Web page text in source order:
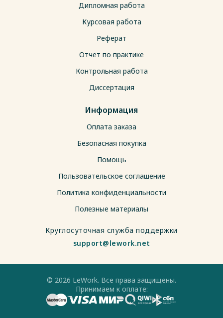
Дипломная работа
Курсовая работа
Реферат
Отчет по практике
Контрольная работа
Диссертация
Информация
Оплата заказа
Безопасная покупка
Помощь
Пользовательское соглашение
Политика конфиденциальности
Полезные материалы
Круглосуточная служба поддержки
support@lework.net
© 2026 LeWork. Все права защищены.
Принимаем к оплате: